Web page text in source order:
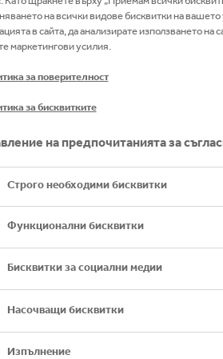
Кола ХБК България отговаря
FMCG компании в България“
на всички видове бисквитки на
в сайта, да анализирате използването на
маркетингови усилия.
за поверителност
за бисквитките
на предпочитанията за
Строго необходими бисквитки
Функционални бисквитки
Бисквитки за социални медии
Насочващи бисквитки
Изпълнение